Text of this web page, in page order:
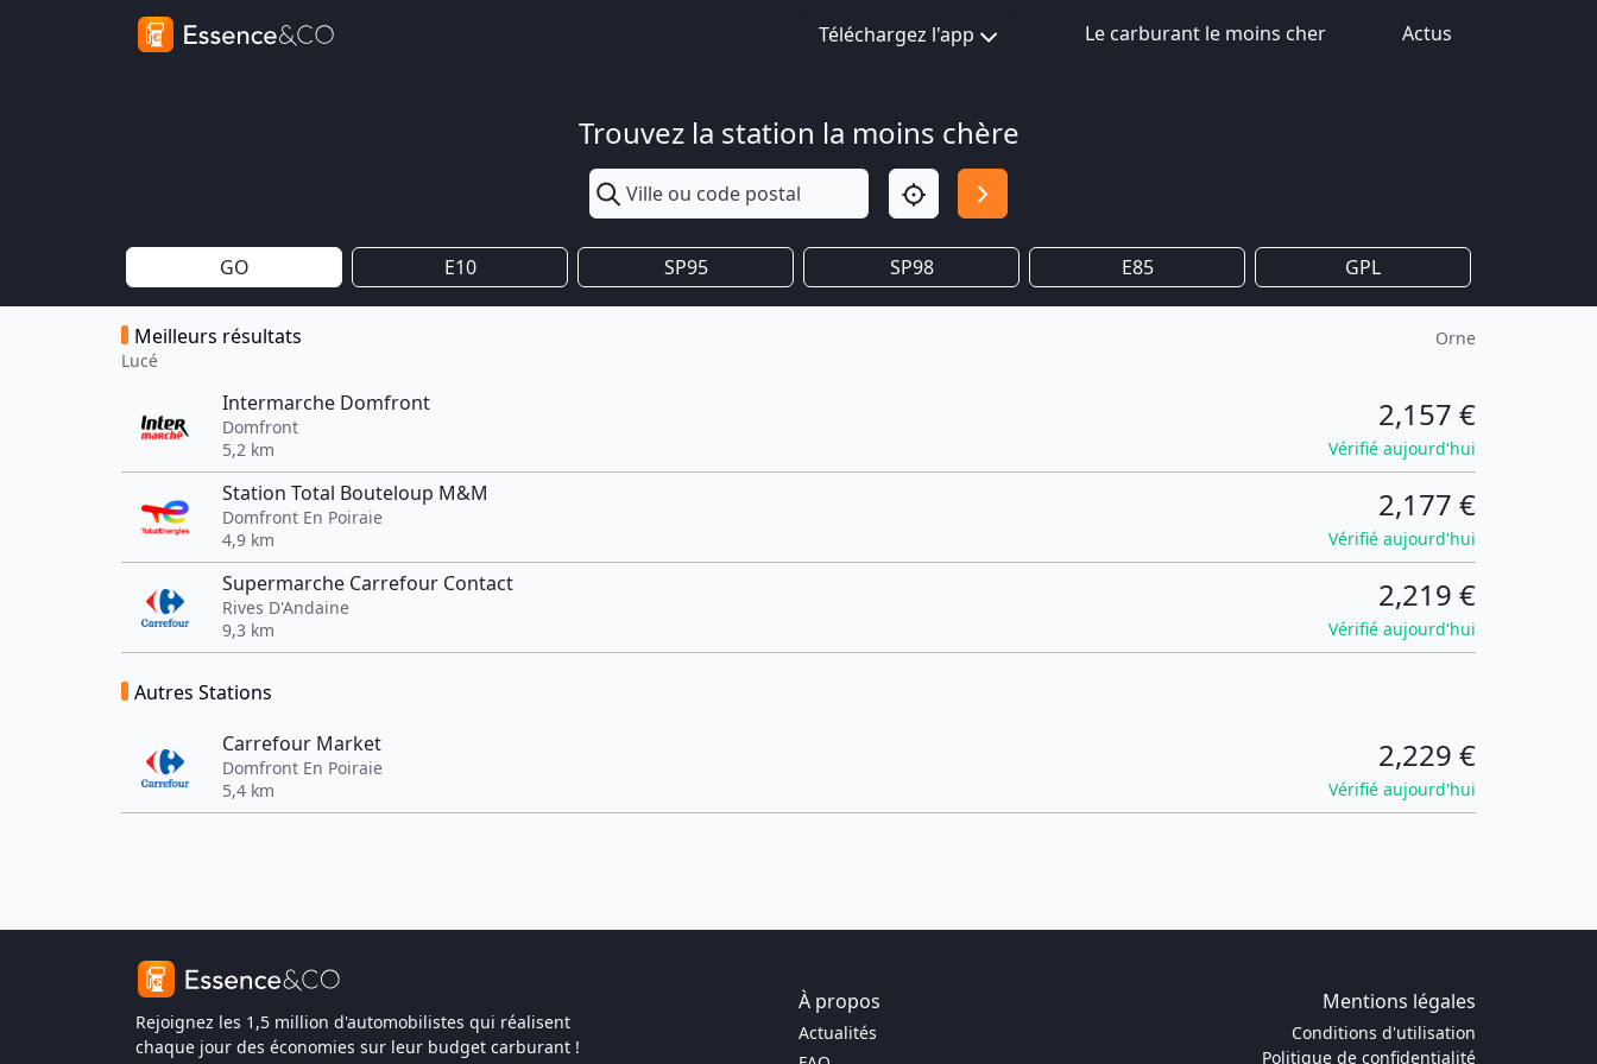
Téléchargez l'app Le carburant le moins cher Actus
Trouvez la station la moins chère
GO E10 SP95 SP98 E85 GPL
Meilleurs résultats
Lucé
Orne
Intermarche Domfront
Domfront
5,2 km
2,157 €
Vérifié aujourd'hui
Station Total Bouteloup M&M
Domfront En Poiraie
4,9 km
2,177 €
Vérifié aujourd'hui
Supermarche Carrefour Contact
Rives D'Andaine
9,3 km
2,219 €
Vérifié aujourd'hui
Autres Stations
Carrefour Market
Domfront En Poiraie
5,4 km
2,229 €
Vérifié aujourd'hui
Rejoignez les 1,5 million d'automobilistes qui réalisent
chaque jour des économies sur leur budget carburant !
À propos Mentions légales
Actualités
Conditions d'utilisation
Politique de confidentialité